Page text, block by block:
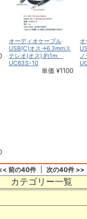
カテゴリー一覧
オーディオケーブル
USB(C)オス→6.3mmス
テレオ(オス) 約1m
UC63S-10
単価 ¥1100
前の40件 次の40件 >>